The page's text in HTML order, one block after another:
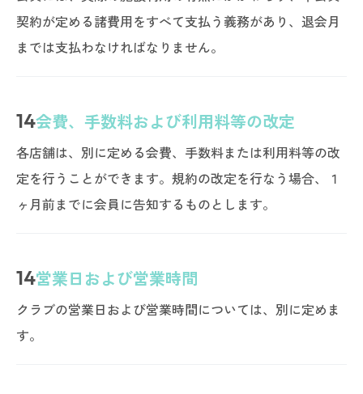
契約が定める諸費用をすべて支払う義務があり、退会月
までは支払わなければなりません。
14会費、手数料および利用料等の改定
各店舗は、別に定める会費、手数料または利用料等の改
定を行うことができます。規約の改定を行なう場合、１
ヶ月前までに会員に告知するものとします。
14営業日および営業時間
クラブの営業日および営業時間については、別に定めま
す。